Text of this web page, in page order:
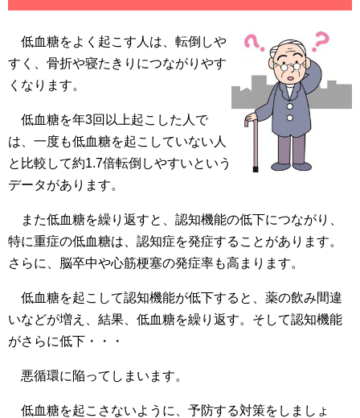
低血糖をよく起こす人は、転倒しや
すく、骨折や寝たきりにつながりやす
くなります。
低血糖を年3回以上起こした人で
は、一度も低血糖を起こしていない人
と比較して約1.7倍転倒しやすいという
データがあります。
また低血糖を繰り返すと、認知機能の低下につながり、
特に重症の低血糖は、認知症を発症することがあります。
さらに、脳卒中や心筋梗塞の発症率も高まります。
低血糖を起こして認知機能が低下すると、薬の飲み間違
いなどが増え、結果、低血糖を繰り返す。そして認知機能
がさらに低下・・・
悪循環に陥ってしまいます。
低血糖を起こさないように、予防する対策をしましょ